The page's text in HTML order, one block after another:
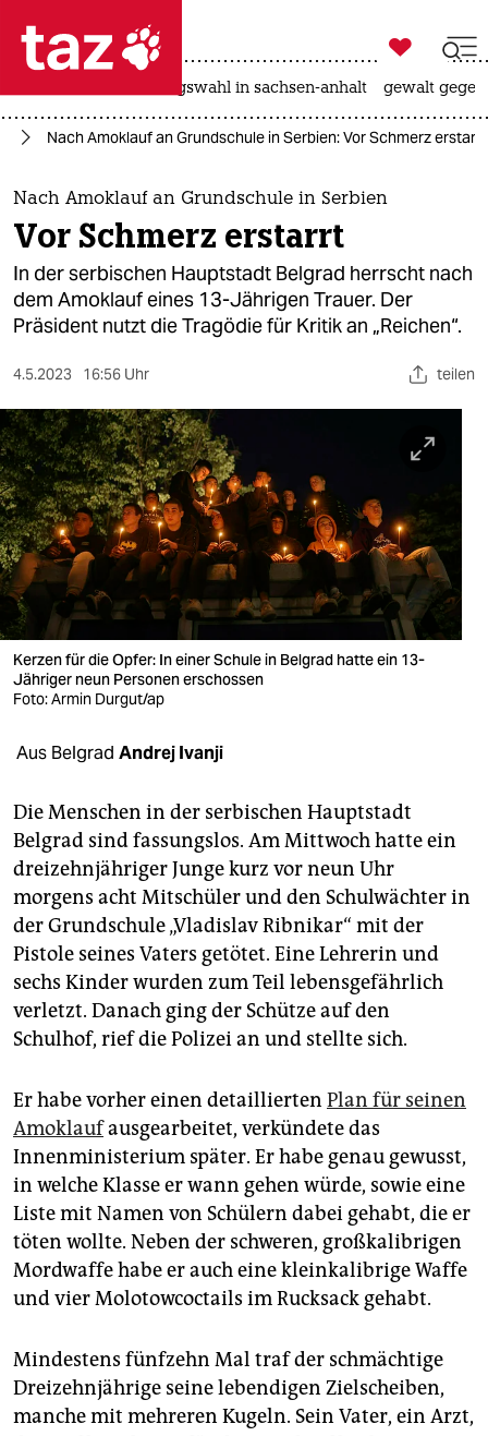
 taz zahl ich
taz zahl ich
themen
politik
öko
sport
berlin
nord
wahrheit
verlag
verlag
shop
fragen & hilfe
unterstützen
abo
genossenschaft
epaper login

taz zahl ich
landtagswahl in sachsen-anhalt gewalt
Nach Amoklauf an Grundschule in Serbien: Vor Schmerz erstarrt
Nach Amoklauf an Grundschule in Serbien
Vor Schmerz erstarrt
In der serbischen Hauptstadt Belgrad herrscht nach
dem Amoklauf eines 13-Jährigen Trauer. Der
Präsident nutzt die Tragödie für Kritik an „Reichen“.
4.5.2023 16:56 Uhr teilen
Kerzen für die Opfer: In einer Schule in Belgrad hatte ein 13-
Jähriger neun Personen erschossen
Foto: Armin Durgut/ap
Aus Belgrad Andrej Ivanji
Die Menschen in der serbischen Hauptstadt
Belgrad sind fassungslos. Am Mittwoch hatte ein
dreizehnjähriger Junge kurz vor neun Uhr
morgens acht Mitschüler und den Schulwächter in
der Grundschule „Vladislav Ribnikar“ mit der
Pistole seines Vaters getötet. Eine Lehrerin und
sechs Kinder wurden zum Teil lebensgefährlich
verletzt. Danach ging der Schütze auf den
Schulhof, rief die Polizei an und stellte sich.
Er habe vorher einen detaillierten Plan für seinen
Amoklaufausgearbeitet, verkündete das
Innenministerium später. Er habe genau gewusst,
in welche Klasse er wann gehen würde, sowie eine
Liste mit Namen von Schülern dabei gehabt, die er
töten wollte. Neben der schweren, großkalibrigen
Mordwaffe habe er auch eine kleinkalibrige Waffe
und vier Molotowcoctails im Rucksack gehabt.
Mindestens fünfzehn Mal traf der schmächtige
Dreizehnjährige seine lebendigen Zielscheiben,
manche mit mehreren Kugeln. Sein Vater, ein Arzt,